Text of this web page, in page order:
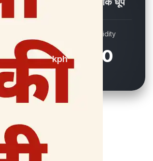
14.8kph
Humidity
60